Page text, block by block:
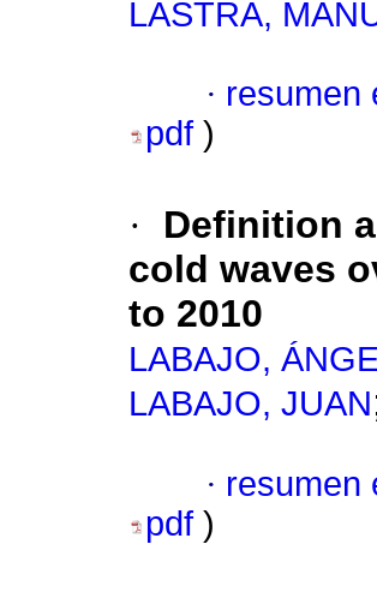
LASTRA,
· resumen
pdf )
·
Definition
cold waves
to 2010
LABAJO,
LABAJO, JUAN
· resumen
pdf )